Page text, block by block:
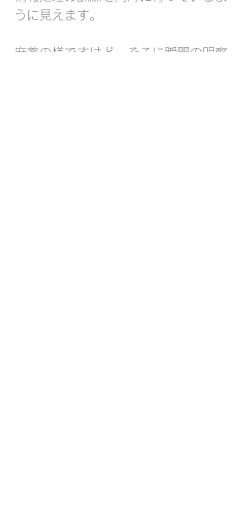
うに見えます。
麻薬の様ですけど、そこに瞬間の明察